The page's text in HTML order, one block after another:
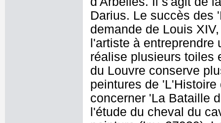
Darius. Le succès des
demande de Louis
l'artiste à
réalise plusieurs toiles
du Louvre conserve
peintures de
concerner 'La Bataille
l'étude du cheval du